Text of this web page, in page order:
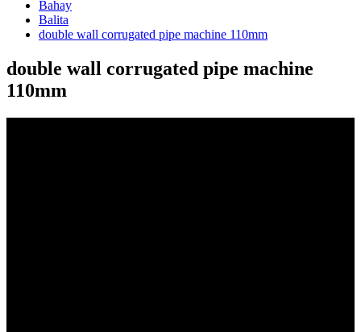
Bahay
Balita
double wall corrugated pipe machine 110mm
double wall corrugated pipe machine
110mm